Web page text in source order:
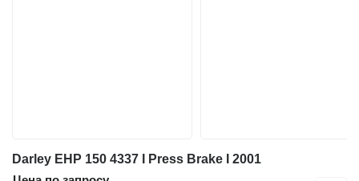
Darley EHP 150 4337 I Press Brake I 2001